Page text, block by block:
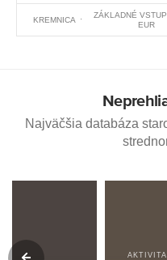
KREMNICA
ZÁKLADNÉ
EUR
Najväčšia databáza
AKTIVITA